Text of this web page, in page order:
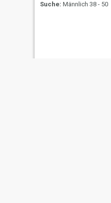
Suche: Männlich 38 - 50